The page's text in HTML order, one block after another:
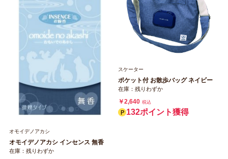
オモイデノアカシ
オモイデノアカシ インセンス 無香
在庫：残りわずか
スケーター
ポケット付 お散歩バッグ ネイビー
在庫：残りわずか
￥2,640 税込
132ポイント獲得